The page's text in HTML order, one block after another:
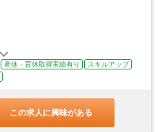
産休・育休取得実績有り
スキルアップ
この求人に興味がある